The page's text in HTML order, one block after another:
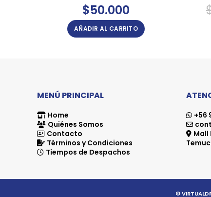
$50.000
AÑADIR AL CARRITO
MENÚ PRINCIPAL
Home
Quiénes Somos
Contacto
Términos y Condiciones
Tiempos de Despachos
+56
Mall
©